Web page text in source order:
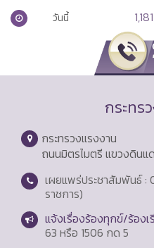
วันนี้
1,181
กระทร
กระทรวงแรงงาน
ถนนมิตรไมตรี แขวงดิน
เผยแพร่ประชาสัมพันธ์ :
ราชการ)
แจ้งเรื่องร้องทุกข์/ร้องเ
63 หรือ 1506 กด 5